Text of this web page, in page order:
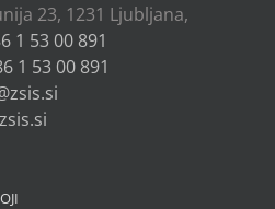
23, 1231 Ljubljana,
1 53 00 891
1 53 00 891